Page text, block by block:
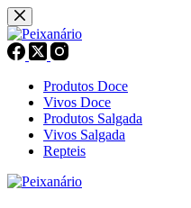
Pular
para
o
conteúdo
Produtos Doce
Vivos Doce
Produtos Salgada
Vivos Salgada
Repteis